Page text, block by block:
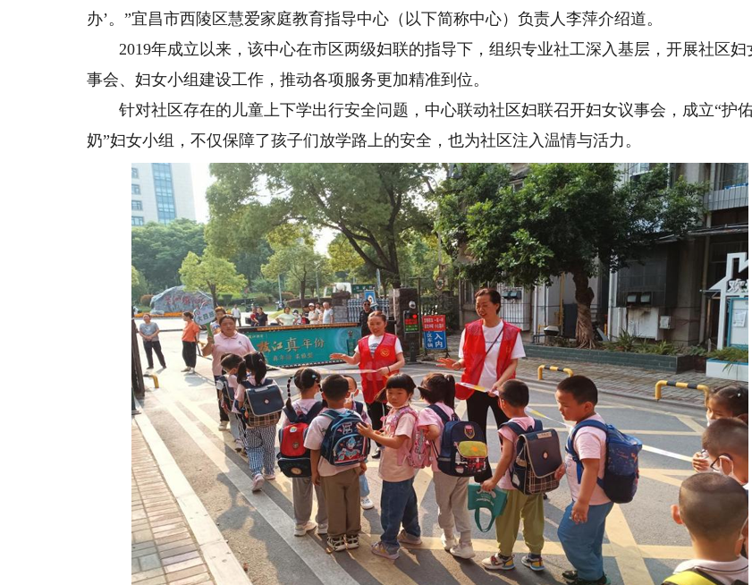
办’。”宜昌市西陵区慧爱家庭教育指导中心（以下简称中心）负责人李萍介绍道。
2019年成立以来，该中心在市区两级妇联的指导下，组织专业社工深入基层，开展社区妇
事会、妇女小组建设工作，推动各项服务更加精准到位。
针对社区存在的儿童上下学出行安全问题，中心联动社区妇联召开妇女议事会，成立“护
奶”妇女小组，不仅保障了孩子们放学路上的安全，也为社区注入温情与活力。